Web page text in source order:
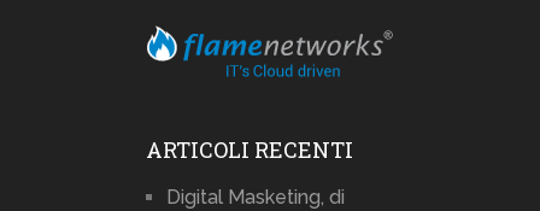
ARTICOLI RECENTI
Digital Masketing, di